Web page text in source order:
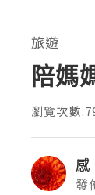
旅遊
陪媽
瀏覽次數
感
發